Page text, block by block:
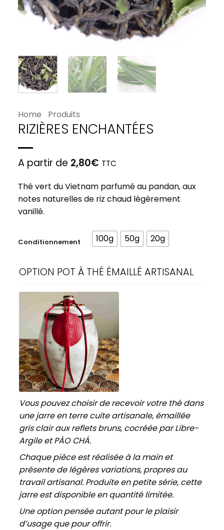
Home Produits
RIZIÈRES ENCHANTÉES
A partir de 2,80€ TTC
Thé vert du Vietnam parfumé au pandan, aux
notes naturelles de riz chaud légèrement
vanillé.
Conditionnement 100g 50g 20g
OPTION POT À THÉ ÉMAILLÉ ARTISANAL
Vous pouvez choisir de recevoir votre thé dans
une jarre en terre cuite artisanale, émaillée
gris clair aux reflets bruns, cocréée par Libre-
Argile et PÀO CHÁ.
Chaque pièce est réalisée à la main et
présente de légères variations, propres au
travail artisanal. Produite en petite série, cette
jarre est disponible en quantité limitée.
Une option pensée autant pour le plaisir
d’usage que pour offrir.